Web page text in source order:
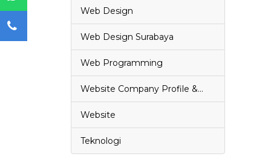
Web Design
Web Design Surabaya
Web Programming
Website Company Profile &…
Website
Teknologi